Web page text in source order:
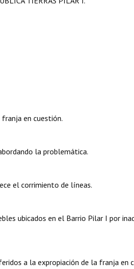
en cuestión.
la problemática.
el corrimiento de líneas.
ubicados en el Barrio Pilar I por
a la expropiación de la franja en